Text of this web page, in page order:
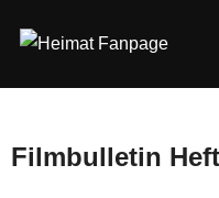
Inhalt
Filmbulletin Heft